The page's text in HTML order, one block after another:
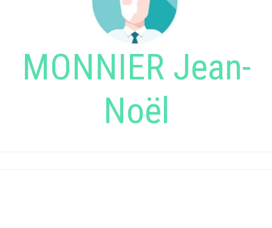
MONNIER Jean-
Noël